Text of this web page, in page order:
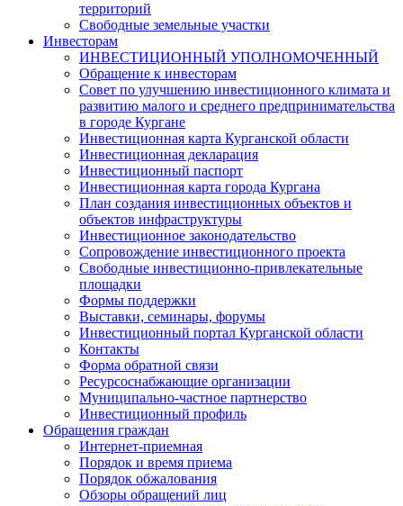
территорий
Свободные земельные участки
Инвесторам
ИНВЕСТИЦИОННЫЙ УПОЛНОМОЧЕННЫЙ
Обращение к инвесторам
Совет по улучшению инвестиционного климата и
развитию малого и среднего предпринимательства
в городе Кургане
Инвестиционная карта Курганской области
Инвестиционная декларация
Инвестиционный паспорт
Инвестиционная карта города Кургана
План создания инвестиционных объектов и
объектов инфраструктуры
Инвестиционное законодательство
Сопровождение инвестиционного проекта
Свободные инвестиционно-привлекательные
площадки
Формы поддержки
Выставки, семинары, форумы
Инвестиционный портал Курганской области
Контакты
Форма обратной связи
Ресурсоснабжающие организации
Муниципально-частное партнерство
Инвестиционный профиль
Обращения граждан
Интернет-приемная
Порядок и время приема
Порядок обжалования
Обзоры обращений лиц